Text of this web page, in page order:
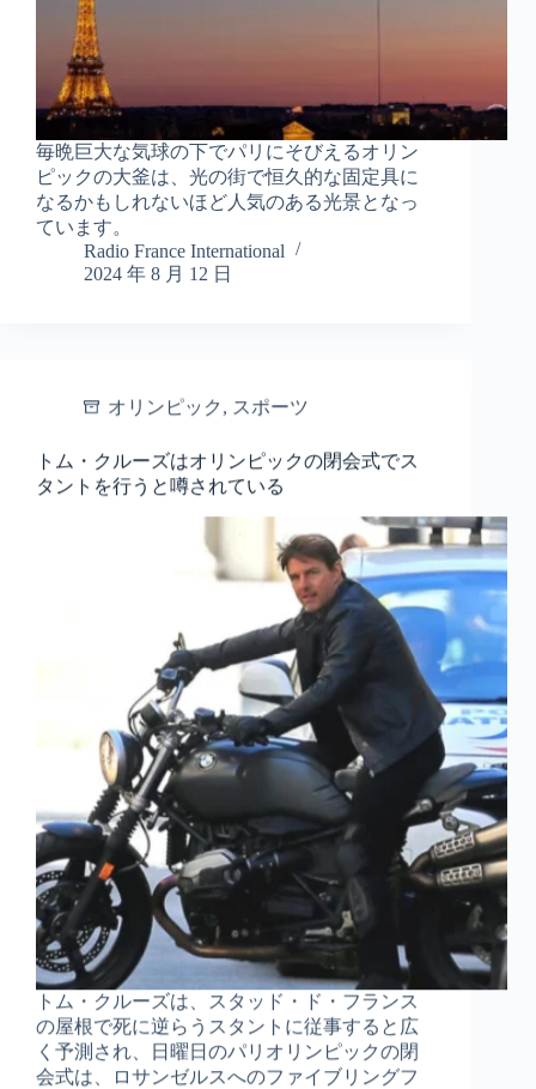
毎晩巨大な気球の下でパリにそびえるオリン
ピックの大釜は、光の街で恒久的な固定具に
なるかもしれないほど人気のある光景となっ
ています。
Radio France International
2024 年 8 月 12 日
オリンピック , スポーツ
トム・クルーズはオリンピックの閉会式でス
タントを行うと噂されている
トム・クルーズは、スタッド・ド・フランス
の屋根で死に逆らうスタントに従事すると広
く予測され、日曜日のパリオリンピックの閉
会式は、ロサンゼルスへのファイブリングフ